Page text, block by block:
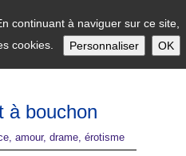
continuant à naviguer sur ce site,
cookies.
Personnaliser OK
à bouchon
amour, drame, érotisme